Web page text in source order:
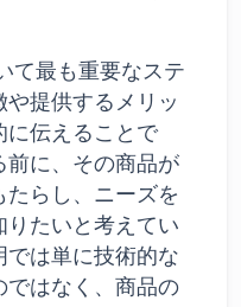
て最も重要なステ
提供するメリッ
に伝えることで
前に、その商品が
らし、ニーズを
りたいと考えてい
では単に技術的な
ではなく、商品の